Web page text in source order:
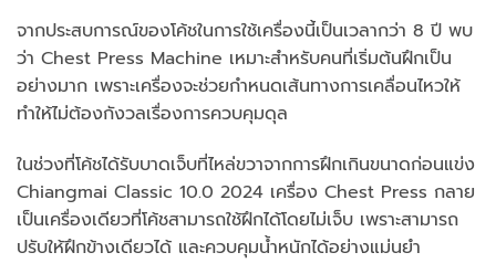
จากประสบการณ์ของโค้ชในการใช้เครื่องนี้เป็นเวลากว่า 8 ปี พบ
ว่า Chest Press Machine เหมาะสำหรับคนที่เริ่มต้นฝึกเป็น
อย่างมาก เพราะเครื่องจะช่วยกำหนดเส้นทางการเคลื่อนไหวให้
ทำให้ไม่ต้องกังวลเรื่องการควบคุมดุล
ในช่วงที่โค้ชได้รับบาดเจ็บที่ไหล่ขวาจากการฝึกเกินขนาดก่อนแข่ง
Chiangmai Classic 10.0 2024 เครื่อง Chest Press กลาย
เป็นเครื่องเดียวที่โค้ชสามารถใช้ฝึกได้โดยไม่เจ็บ เพราะสามารถ
ปรับให้ฝึกข้างเดียวได้ และควบคุมน้ำหนักได้อย่างแม่นยำ